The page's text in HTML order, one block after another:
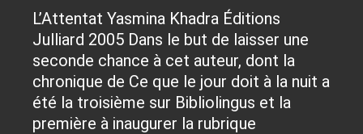
L’Attentat Yasmina Khadra Éditions
Julliard 2005 Dans le but de laisser une
seconde chance à cet auteur, dont la
chronique de Ce que le jour doit à la nuit a
été la troisième sur Bibliolingus et la
première à inaugurer la rubrique